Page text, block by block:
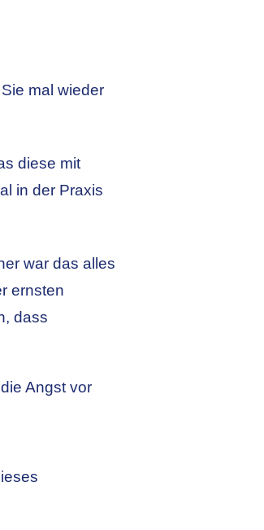
mal wieder
diese mit
in der Praxis
war das alles
ernsten
dass
Angst vor